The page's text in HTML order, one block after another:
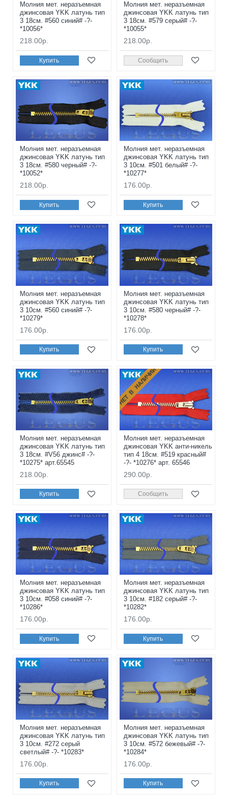
Молния мет. неразъемная
джинсовая YKK латунь тип
3 18см. #560 синий# -?-
*10056*
218.00р.
Купить
Молния мет. неразъемная
джинсовая YKK латунь тип
3 18см. #579 серый# -?-
*10055*
218.00р.
Сообщить
Молния мет. неразъемная
джинсовая YKK латунь тип
3 18см. #580 черный# -?-
*10052*
218.00р.
Купить
Молния мет. неразъемная
джинсовая YKK латунь тип
3 10см. #501 белый# -?-
*10277*
176.00р.
Купить
Молния мет. неразъемная
джинсовая YKK латунь тип
3 10см. #560 синий# -?-
*10279*
176.00р.
Купить
Молния мет. неразъемная
джинсовая YKK латунь тип
3 10см. #580 черный# -?-
*10278*
176.00р.
Купить
Молния мет. неразъемная
джинсовая YKK латунь тип
3 18см. #V56 джинс# -?-
*10275* арт.65545
218.00р.
Купить
НЕТ В НАЛИЧИИ
Молния мет. неразъемная
джинсовая YKK анти-никель
тип 4 18см. #519 красный#
-?- *10276* арт. 65546
290.00р.
Сообщить
Молния мет. неразъемная
джинсовая YKK латунь тип
3 10см. #058 синий# -?-
*10286*
176.00р.
Купить
Молния мет. неразъемная
джинсовая YKK латунь тип
3 10см. #182 серый# -?-
*10282*
176.00р.
Купить
Молния мет. неразъемная
джинсовая YKK латунь тип
3 10см. #272 серый
светлый# -?- *10283*
176.00р.
Купить
Молния мет. неразъемная
джинсовая YKK латунь тип
3 10см. #572 бежевый# -?-
*10284*
176.00р.
Купить